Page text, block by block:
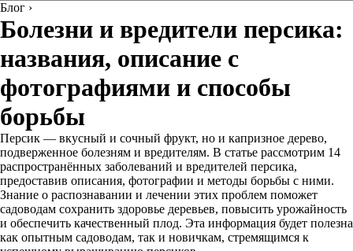
Блог ›
Болезни и вредители персика:
названия, описание с
фотографиями и способы
борьбы
Персик — вкусный и сочный фрукт, но и капризное дерево,
подверженное болезням и вредителям. В статье рассмотрим 14
распространённых заболеваний и вредителей персика,
предоставив описания, фотографии и методы борьбы с ними.
Знание о распознавании и лечении этих проблем поможет
садоводам сохранить здоровье деревьев, повысить урожайность
и обеспечить качественный плод. Эта информация будет полезна
как опытным садоводам, так и новичкам, стремящимся к